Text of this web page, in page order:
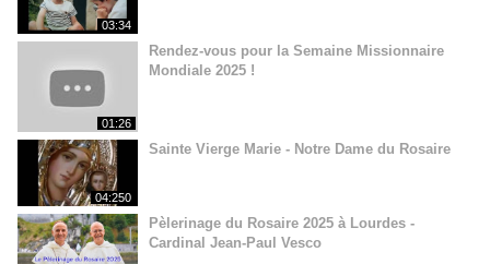
03:34
01:26
Rendez-vous pour la Semaine Missionnaire
Mondiale 2025 !
04:250
Sainte Vierge Marie - Notre Dame du Rosaire
Pèlerinage du Rosaire 2025 à Lourdes -
Cardinal Jean-Paul Vesco